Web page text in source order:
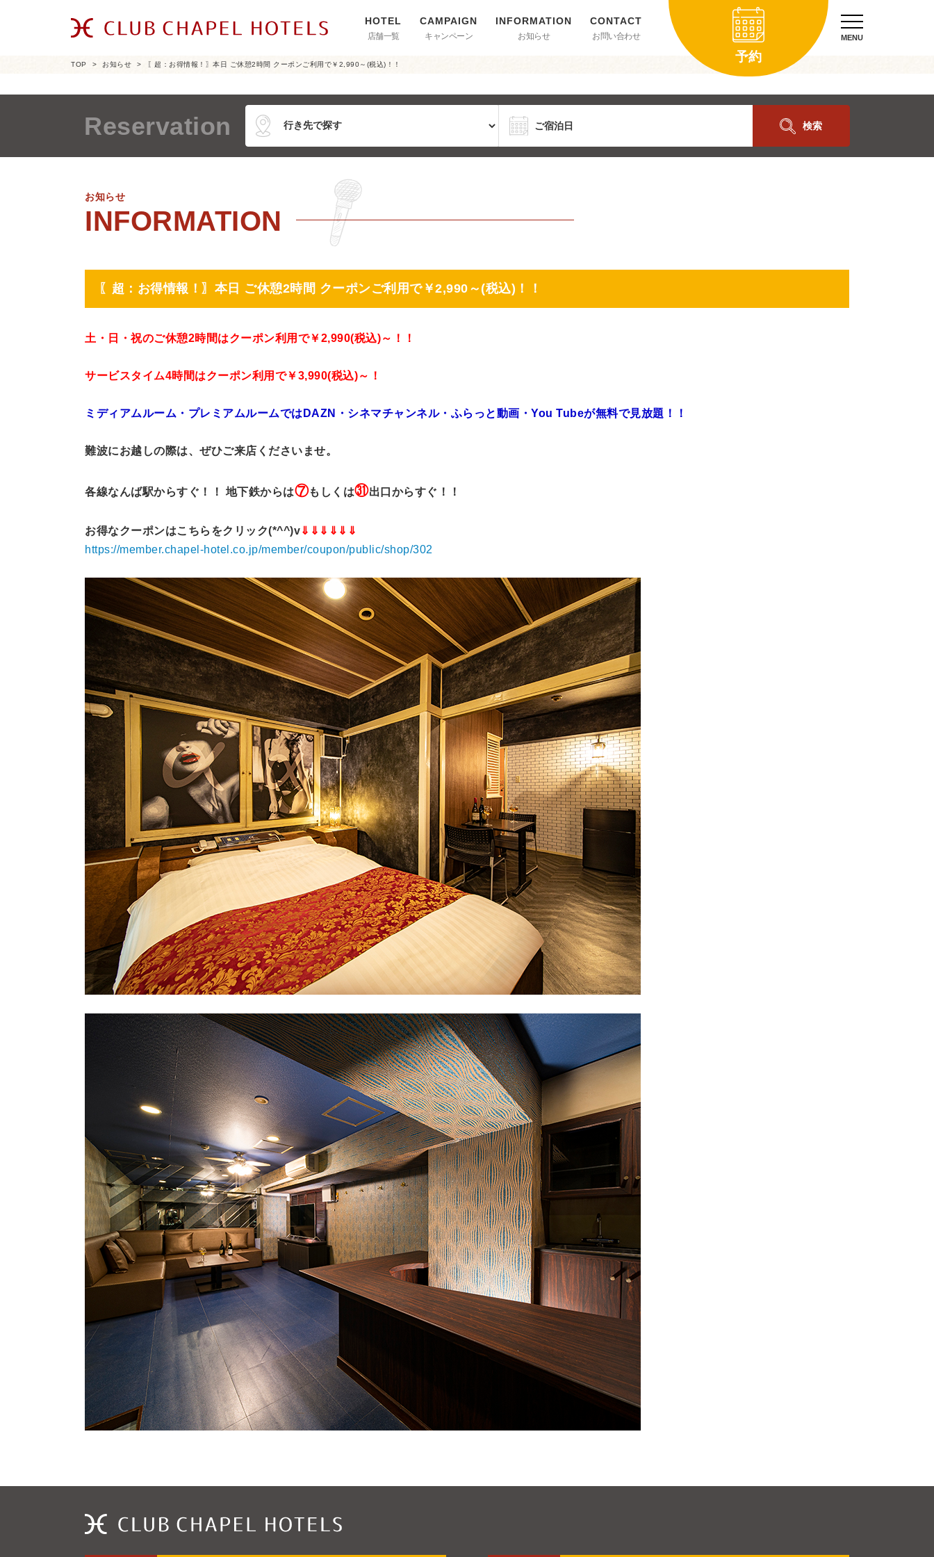
店舗一覧 キャンペーン お知らせ お問い合わせ
予約
MENU
TOP お知らせ 〖超：お得情報！〗本日 ご休憩2時間 クーポンご利用で￥2,990～(税込)！！
Reservation 検索
お知らせ
〖超：お得情報！〗本日 ご休憩2時間 クーポンご利用で￥2,990～(税込)！！
土・日・祝のご休憩2時間はクーポン利用で￥2,990(税込)～！！
サービスタイム4時間はクーポン利用で￥3,990(税込)～！
ミディアムルーム・プレミアムルームではDAZN・シネマチャンネル・ふらっと動画・You Tubeが無料で見放題！！
難波にお越しの際は、ぜひご来店くださいませ。
各線なんば駅からすぐ！！ 地下鉄からは⑦もしくは㉛出口からすぐ！！
お得なクーポンはこちらをクリック(*^^)v⇓⇓⇓⇓⇓⇓
https://member.chapel-hotel.co.jp/member/coupon/public/shop/302